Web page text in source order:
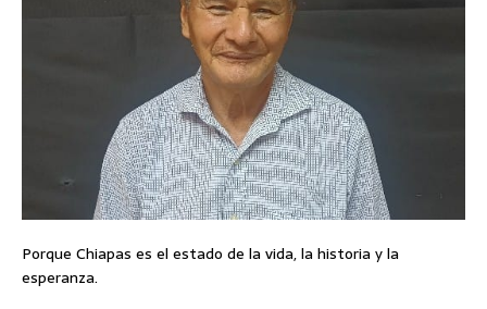
Porque Chiapas es el estado de la vida, la historia y la
esperanza.